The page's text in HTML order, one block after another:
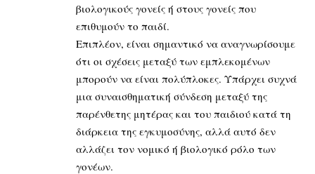
βιολογικούς γονείς ή στους γονείς που
επιθυμούν το παιδί.
Επιπλέον, είναι σημαντικό να αναγνωρίσουμε
ότι οι σχέσεις μεταξύ των εμπλεκομένων
μπορούν να είναι πολύπλοκες. Υπάρχει συχνά
μια συναισθηματική σύνδεση μεταξύ της
παρένθετης μητέρας και του παιδιού κατά τη
διάρκεια της εγκυμοσύνης, αλλά αυτό δεν
αλλάζει τον νομικό ή βιολογικό ρόλο των
γονέων.